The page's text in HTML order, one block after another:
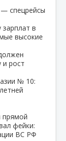
— спецрейсы
в
высокие
и рост
№ 10:
прямой
фейки:
ВС РФ